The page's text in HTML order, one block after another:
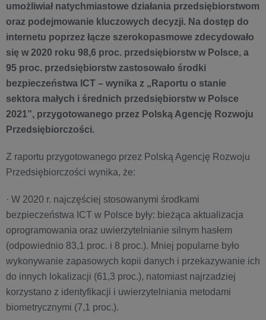
umożliwiał natychmiastowe działania przedsiębiorstwom
oraz podejmowanie kluczowych decyzji. Na dostęp do
internetu poprzez łącze szerokopasmowe zdecydowało
się w 2020 roku 98,6 proc. przedsiębiorstw w Polsce, a
95 proc. przedsiębiorstw zastosowało środki
bezpieczeństwa ICT – wynika z „Raportu o stanie
sektora małych i średnich przedsiębiorstw w Polsce
2021”, przygotowanego przez Polską Agencję Rozwoju
Przedsiębiorczości.
Z raportu przygotowanego przez Polską Agencję Rozwoju
Przedsiębiorczości wynika, że:
· W 2020 r. najczęściej stosowanymi środkami
bezpieczeństwa ICT w Polsce były: bieżąca aktualizacja
oprogramowania oraz uwierzytelnianie silnym hasłem
(odpowiednio 83,1 proc. i 8 proc.). Mniej popularne było
wykonywanie zapasowych kopii danych i przekazywanie ich
do innych lokalizacji (61,3 proc.), natomiast najrzadziej
korzystano z identyfikacji i uwierzytelniania metodami
biometrycznymi (7,1 proc.).